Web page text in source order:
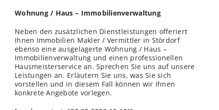
Wohnung / Haus – Immobilienverwaltung
Neben den zusätzlichen Dienstleistungen offeriert
Ihnen Immobilien Makler / Vermittler in Stördorf
ebenso eine ausgelagerte Wohnung / Haus –
Immobilienverwaltung und einen professionellen
Hausmeisterservice an. Sprechen Sie uns auf unsere
Leistungen an. Erläutern Sie uns, was Sie sich
vorstellen und in diesem Fall können wir Ihnen
konkrete Angebote vorlegen.